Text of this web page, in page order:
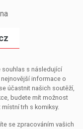
souhlas s následující
informace o
účastnit našich soutěží,
budete mít možnost
trh s komiksy.
se zpracováním vašich